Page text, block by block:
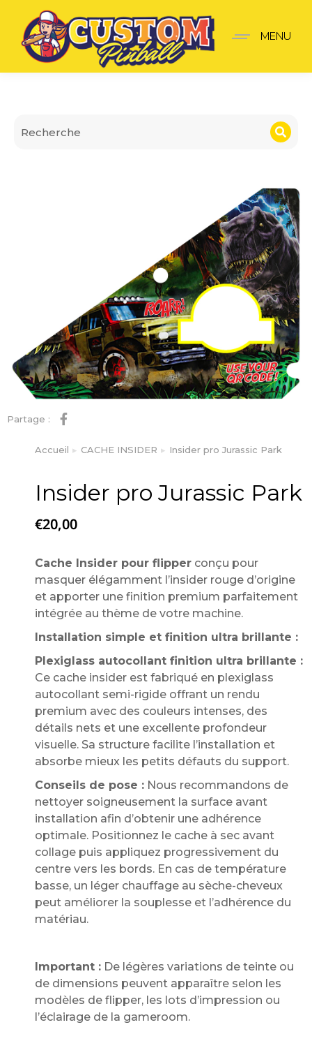
Insider pro Jurassic Park
MENU
Partage :
Vous êtes ici :
Accueil CACHE INSIDER Insider pro Jurassic Park
Insider pro Jurassic Park
€20,00
Cache Insider pour flipper conçu pour
masquer élégamment l’insider rouge d’origine
et apporter une finition premium parfaitement
intégrée au thème de votre machine.
Installation simple et finition ultra brillante :
Plexiglass autocollant finition ultra brillante :
Ce cache insider est fabriqué en plexiglass
autocollant semi-rigide offrant un rendu
premium avec des couleurs intenses, des
détails nets et une excellente profondeur
visuelle. Sa structure facilite l’installation et
absorbe mieux les petits défauts du support.
Conseils de pose : Nous recommandons de
nettoyer soigneusement la surface avant
installation afin d’obtenir une adhérence
optimale. Positionnez le cache à sec avant
collage puis appliquez progressivement du
centre vers les bords. En cas de température
basse, un léger chauffage au sèche-cheveux
peut améliorer la souplesse et l’adhérence du
matériau.
Important : De légères variations de teinte ou
de dimensions peuvent apparaître selon les
modèles de flipper, les lots d’impression ou
l’éclairage de la gameroom.